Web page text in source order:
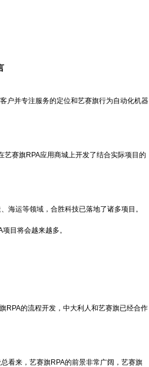
户并专注服务的定位和艺赛旗行为自动化机器
赛旗RPA应用商城上开发了结合实际项目的
海运等领域，合胜科技已落地了诸多项目。
目将会越来越多。
RPA的流程开发，中大利人和艺赛旗已经合作
看来，艺赛旗RPA的前景非常广阔，艺赛旗